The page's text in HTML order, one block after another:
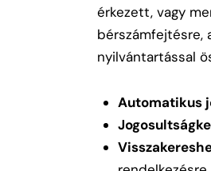
érkezett, vagy
bérszámfejtésre,
nyilvántartással
Automatikus